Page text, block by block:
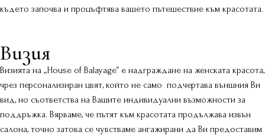
където започва и процъфтява вашето пътешествие към красотата.
Визия
Визията на „House of Balayage“ е надграждане на женската красота,
чрез персонализиран цвят, който не само подчертава външния Ви
вид, но съответства на Вашите индивидуални възможности за
поддръжка. Вярваме, че пътят към красотата продължава извън
салона, точно затова се чувстваме ангажирани да Ви предоставим